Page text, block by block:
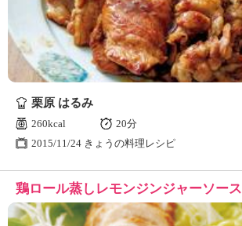
栗原 はるみ
260kcal
20分
2015/11/24 きょうの料理レシピ
鶏ロール蒸しレモンジンジャーソース